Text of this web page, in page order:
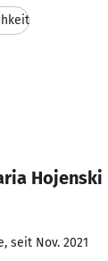
Hojenski
seit Nov. 2021